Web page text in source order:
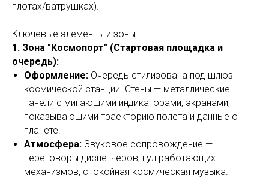
плотах/ватрушках).
Ключевые элементы и зоны:
1. Зона "Космопорт" (Стартовая площадка и
очередь):
Оформление: Очередь стилизована под шлюз
космической станции. Стены — металлические
панели с мигающими индикаторами, экранами,
показывающими траекторию полёта и данные о
планете.
Атмосфера: Звуковое сопровождение —
переговоры диспетчеров, гул работающих
механизмов, спокойная космическая музыка.